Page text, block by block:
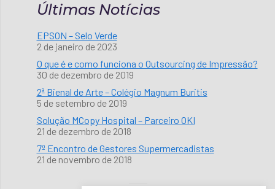
Últimas Notícias
EPSON – Selo Verde
2 de janeiro de 2023
O que é e como funciona o Outsourcing de Impressão?
30 de dezembro de 2019
2ª Bienal de Arte – Colégio Magnum Buritis
5 de setembro de 2019
Solução MCopy Hospital – Parceiro OKI
21 de dezembro de 2018
7º Encontro de Gestores Supermercadistas
21 de novembro de 2018